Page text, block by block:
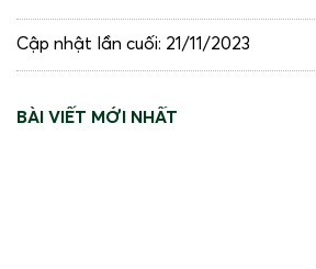
Cập nhật lần cuối: 21/11/2023
BÀI VIẾT MỚI NHẤT